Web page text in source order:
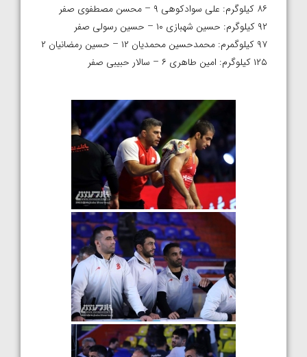
۸۶ کیلوگرم: علی سوادکوهی ۹ – محسن مصطفوی صفر
۹۲ کیلوگرم: حسین شهبازی ۱۰ – حسین رسولی صفر
۹۷ کیلوگمرم: محمدحسین محمدیان ۱۲ – حسین رمضانیان ۲
۱۲۵ کیلوگرم: امین طاهری ۶ – سالار حبیبی صفر